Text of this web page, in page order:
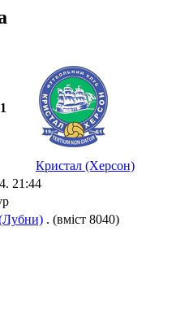
Кристал (Херсон)
21:44
. (вміст 8040)